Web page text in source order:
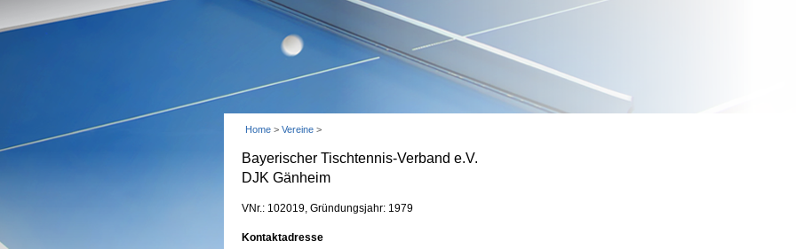
Home > Vereine >
Bayerischer Tischtennis-Verband e.V.
DJK Gänheim
VNr.: 102019, Gründungsjahr: 1979
Kontaktadresse